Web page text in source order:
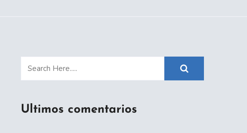
Ultimos comentarios